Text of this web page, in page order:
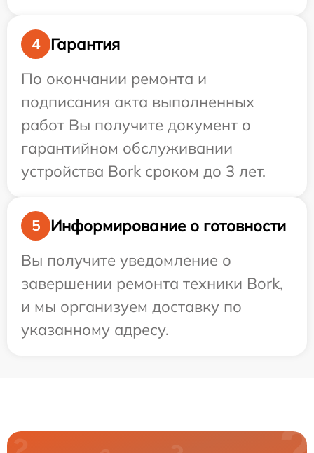
4
Гарантия
По окончании ремонта и
подписания акта выполненных
работ Вы получите документ о
гарантийном обслуживании
устройства Bork сроком до 3 лет.
5
Информирование о готовности
Вы получите уведомление о
завершении ремонта техники Bork,
и мы организуем доставку по
указанному адресу.